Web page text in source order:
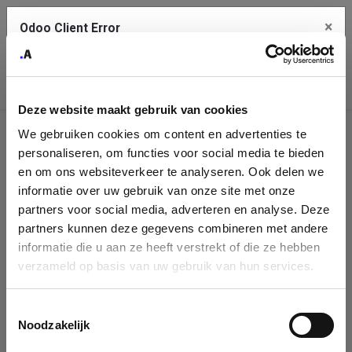
Deze website maakt gebruik van cookies
We gebruiken cookies om content en advertenties te
personaliseren, om functies voor social media te bieden
en om ons websiteverkeer te analyseren. Ook delen we
informatie over uw gebruik van onze site met onze
partners voor social media, adverteren en analyse. Deze
partners kunnen deze gegevens combineren met andere
informatie die u aan ze heeft verstrekt of die ze hebben
verzameld op basis van uw gebruik van hun services.
Noodzakelijk
Company
Identification
Please fill in your company details
You can search a company in our database by name, VAT or
enterprise ID. When a company is selected it will auto-complete the
form. If you don't find your company in our database, you can create
Odoo Client Error ×
service.
See details
Ok